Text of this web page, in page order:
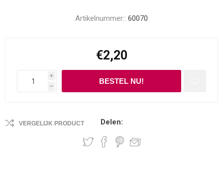
VERGELIJK PRODUCT
Artikelnummer:: 60070
€2,20
i
h
Delen: